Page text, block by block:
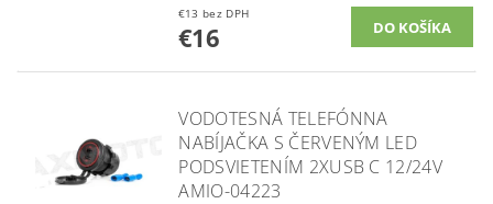
€13 bez DPH
€16
VODOTESNÁ TELEFÓNNA
NABÍJAČKA S ČERVENÝM LED
PODSVIETENÍM 2XUSB C 12/24V
AMIO-04223